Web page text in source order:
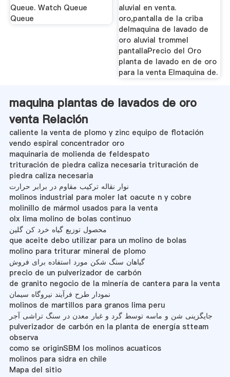
Queue. Watch Queue
Queue
aluvial en venta.
oro,pantalla de la criba
delmaquina de lavado de
oro aluvial trommel
pantallaPrecio del Oro
planta de lavado en de oro
para la venta Elmaquina de.
maquina plantas de lavados de oro
venta Relación
caliente la venta de plomo y zinc equipo de flotación
vendo espiral concentrador oro
maquinaria de molienda de feldespato
trituración de piedra caliza necesaria trituración de
piedra caliza necesaria
نوار نقاله ترکیب مقاوم در برابر حرارت
molinos industrial para moler lat oacute n y cobre
molinillo de mármol usados para la venta
olx lima molino de bolas continuo
محصول توزیع گیاه خرد کن گلین
que aceite debo utilizar para un molino de bolas
molino para triturar mineral de plomo
گیاهان سنگ شکن مورد استفاده برای فروش
precio de un pulverizador de carbón
de granito negocio de la minería de cantera para la venta
نمودار طرح فرآیند نیروگاه سیمان
molinos de martillos para granos lima peru
جایگزینی شن و ماسه توسط گرد و غبار معدن در سنگ تراشی آجر
pulverizador de carbón en la planta de energía stteam
observa
como se originSBM los molinos acuaticos
molinos para sidra en chile
Mapa del sitio